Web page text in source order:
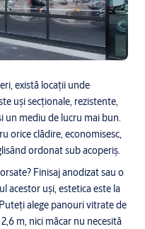
există locații unde
uși secționale, rezistente,
un mediu de lucru mai bun.
orice clădire, economisesc,
ordonat sub acoperiș.
Finisaj anodizat sau o
acestor uși, estetica este la
alege panouri vitrate de
m, nici măcar nu necesită